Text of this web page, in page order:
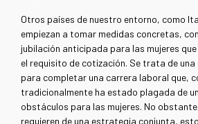
Otros países de nuestro entorno, como
empiezan a tomar medidas concretas,
jubilación anticipada para las mujeres
el requisito de cotización. Se trata de
para completar una carrera laboral que,
tradicionalmente ha estado plagada de
obstáculos para las mujeres. No
requieren de una estrategia conjunta,